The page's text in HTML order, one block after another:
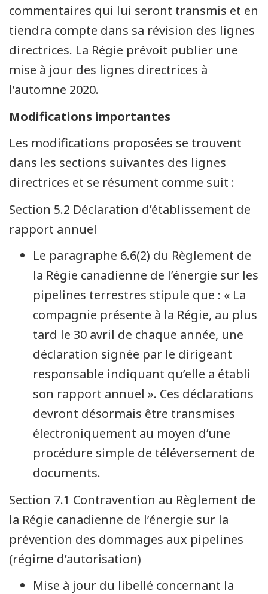
commentaires qui lui seront transmis et en
tiendra compte dans sa révision des lignes
directrices. La Régie prévoit publier une
mise à jour des lignes directrices à
l’automne 2020.
Modifications importantes
Les modifications proposées se trouvent
dans les sections suivantes des lignes
directrices et se résument comme suit :
Section 5.2 Déclaration d’établissement de
rapport annuel
Le paragraphe 6.6(2) du Règlement de
la Régie canadienne de l’énergie sur les
pipelines terrestres stipule que : « La
compagnie présente à la Régie, au plus
tard le 30 avril de chaque année, une
déclaration signée par le dirigeant
responsable indiquant qu’elle a établi
son rapport annuel ». Ces déclarations
devront désormais être transmises
électroniquement au moyen d’une
procédure simple de téléversement de
documents.
Section 7.1 Contravention au Règlement de
la Régie canadienne de l’énergie sur la
prévention des dommages aux pipelines
(régime d’autorisation)
Mise à jour du libellé concernant la